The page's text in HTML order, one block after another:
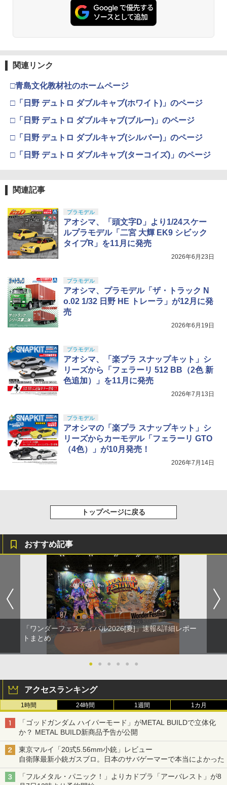
関連リンク
□青島文化教材社のホームページ
□「日野 デュトロ ダブルキャブ(ホワイト)」のページ
□「日野 デュトロ ダブルキャブ(ブルー)」のページ
□「日野 デュトロ ダブルキャブ(シルバー)」のページ
□「日野 デュトロ ダブルキャブ(ターコイズ)」のページ
関連記事
プラモデル
アオシマ、「頭文字D」より1/24スケー
ルプラモデル「二宮 大輝 EK9 シビック
タイプR」を11月に発売
2026年6月23日
プラモデル
アオシマ、プラモデル「ザ・トラック N
o.02 1/32 日野 HE トレーラ」が12月に発
売
2026年6月19日
プラモデル
アオシマ、「楽プラ スナップキット」シ
リーズから「フェラーリ 512 BB（2色 新
色追加）」を11月に発売
2026年7月13日
プラモデル
アオシマの「楽プラ スナップキット」シ
リーズからカーモデル「フェラーリ GTO
（4色）」が10月発売！
2026年7月14日
トップページに戻る
おすすめ記事
「ワンダーフェスティバル2026[夏]」速報&詳細レポー
トまとめ
● ● ● ● ● ●
アクセスランキング
1時間 24時間 1週間 1カ月
「ゴッドガンダム ハイパーモード」がMETAL BUILDで立体化
か？ METAL BUILD新商品予告が公開
東京マルイ「20式5.56mm小銃」レビュー
自衛隊最新小銃ガスブロ。日本のサバゲーマーで本当によかった
「フルメタル・パニック！」よりカドプラ「アーバレスト」が8